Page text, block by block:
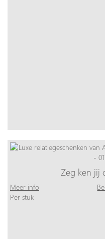
Zeg ken jij
Meer info
Per stuk